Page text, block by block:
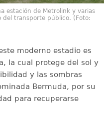
estación de Metrolink y varias
del transporte público. (Foto:
moderno estadio es
la cual protege del sol y
y las sombras
Bermuda, por su
para recuperarse